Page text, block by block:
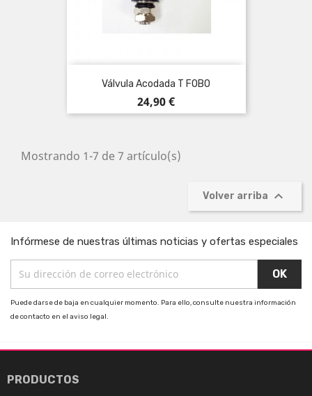
Válvula Acodada T FOBO
Precio
24,90 €
Mostrando 1-7 de 7 artículo(s)
Volver arriba 
Infórmese de nuestras últimas noticias y ofertas especiales
Puede darse de baja en cualquier momento. Para ello, consulte nuestra información
de contacto en el aviso legal.
PRODUCTOS